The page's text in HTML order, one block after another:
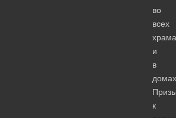
во
всех
и
в
к